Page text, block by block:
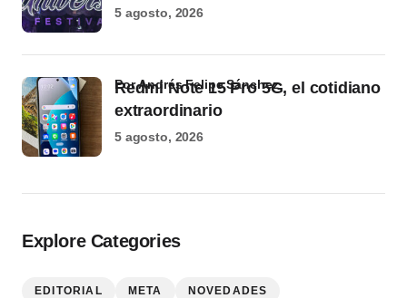
5 agosto, 2026
Redmi Note 15 Pro 5G, el cotidiano
extraordinario
por Andrés Felipe Sánchez
5 agosto, 2026
Explore Categories
EDITORIAL META NOVEDADES